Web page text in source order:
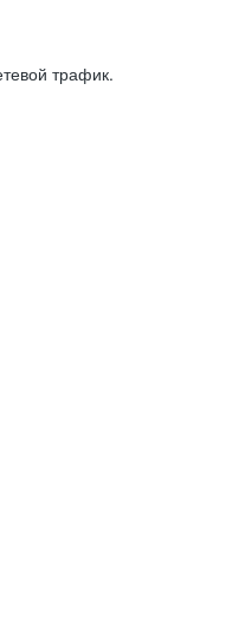
трафик.